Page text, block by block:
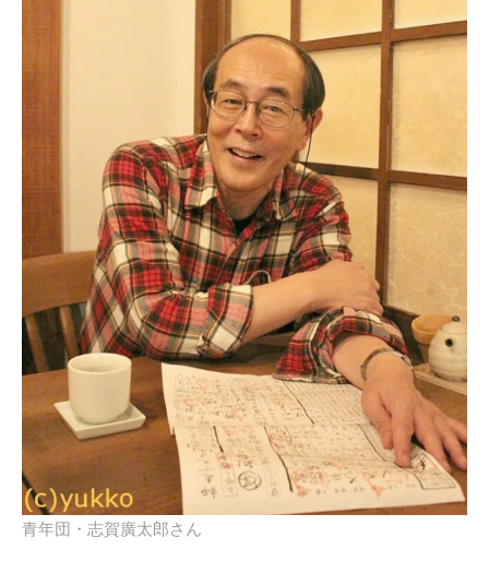
青年団・志賀廣太郎さん